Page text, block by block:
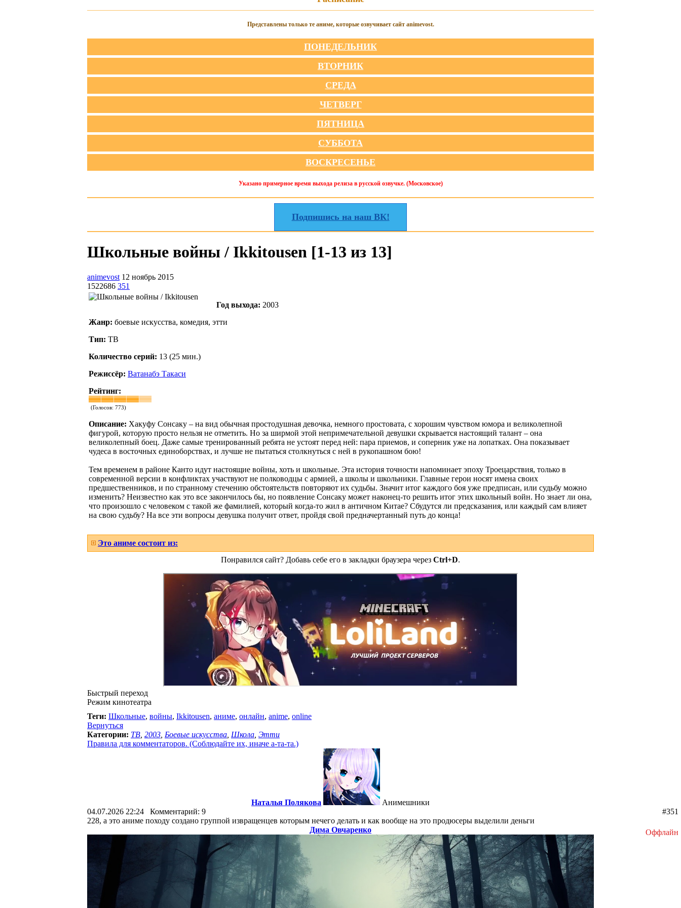
Представлены только те аниме, которые озвучивает сайт animevost.
ПОНЕДЕЛЬНИК
ВТОРНИК
СРЕДА
ЧЕТВЕРГ
ПЯТНИЦА
СУББОТА
ВОСКРЕСЕНЬЕ
Указано примерное время выхода релиза в русской озвучке. (Московское)
Подпишись на наш ВК!
Школьные войны / Ikkitousen [1-13 из 13]
animevost 12 ноябрь 2015
1522686 351
Год выхода: 2003
Жанр: боевые искусства, комедия, этти
Тип: ТВ
Количество серий: 13 (25 мин.)
Режиссёр: Ватанабэ Такаси
Рейтинг:
(Голосов: 773)
Описание: Хакуфу Сонсаку – на вид обычная простодушная девочка, немного простовата, с хорошим чувством юмора и великолепной
фигурой, которую просто нельзя не отметить. Но за ширмой этой непримечательной девушки скрывается настоящий талант – она
великолепный боец. Даже самые тренированный ребята не устоят перед ней: пара приемов, и соперник уже на лопатках. Она показывает
чудеса в восточных единоборствах, и лучше не пытаться столкнуться с ней в рукопашном бою!
Тем временем в районе Канто идут настоящие войны, хоть и школьные. Эта история точности напоминает эпоху Троецарствия, только в
современной версии в конфликтах участвуют не полководцы с армией, а школы и школьники. Главные герои носят имена своих
предшественников, и по странному стечению обстоятельств повторяют их судьбы. Значит итог каждого боя уже предписан, или судьбу можно
изменить? Неизвестно как это все закончилось бы, но появление Сонсаку может наконец-то решить итог этих школьный войн. Но знает ли она,
что произошло с человеком с такой же фамилией, который когда-то жил в античном Китае? Сбудутся ли предсказания, или каждый сам влияет
на свою судьбу? На все эти вопросы девушка получит ответ, пройдя свой предначертанный путь до конца!
Это аниме состоит из:
Понравился сайт? Добавь себе его в закладки браузера через Ctrl+D.
Быстрый переход
Режим кинотеатра
Теги: Школьные, войны, Ikkitousen, аниме, онлайн, anime, online
Вернуться
Категории: ТВ 2003 Боевые искусства Школа Этти
Правила для комментаторов. (Соблюдайте их, иначе а-та-та.)
Наталья Полякова
Анимешники
04.07.2026 22:24 Комментарий: 9
#351
228, а это аниме походу создано группой извращенцев которым нечего делать и как вообще на это продюсеры выделили деньги
Оффлайн
Дима Овчаренко